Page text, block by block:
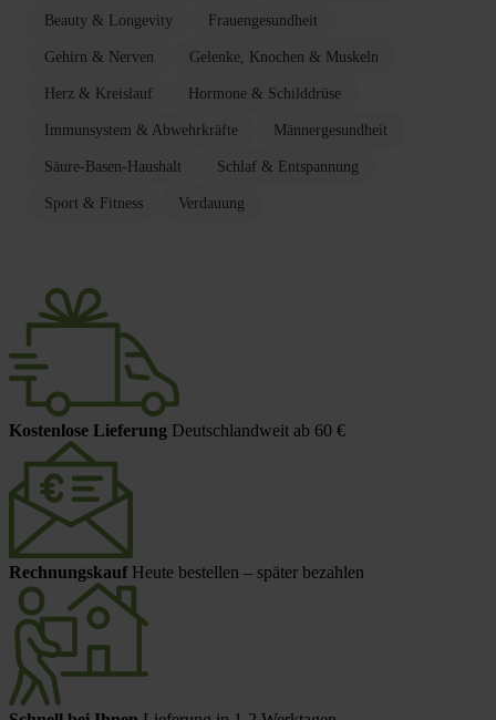
Beauty & Longevity Frauengesundheit
Gehirn & Nerven Gelenke, Knochen & Muskeln
Herz & Kreislauf Hormone & Schilddrüse
Immunsystem & Abwehrkräfte Männergesundheit
Säure-Basen-Haushalt Schlaf & Entspannung
Sport & Fitness Verdauung
Kostenlose Lieferung Deutschlandweit ab 60 €
Rechnungskauf Heute bestellen – später bezahlen